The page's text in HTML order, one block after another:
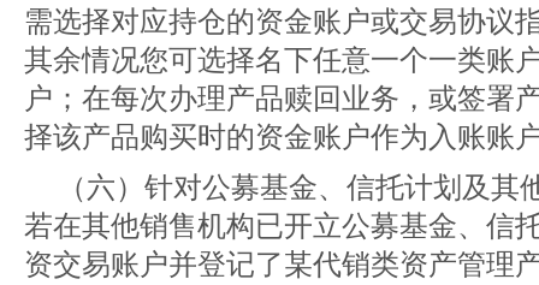
需选择对应持仓的资金账户或交易协议
其余情况您可选择名下任意一个一类账
户；在每次办理产品赎回业务，或签署
择该产品购买时的资金账户作为入账账
（六）针对公募基金、信托计划及
若在其他销售机构已开立公募基金、信
资交易账户并登记了某代销类资产管理